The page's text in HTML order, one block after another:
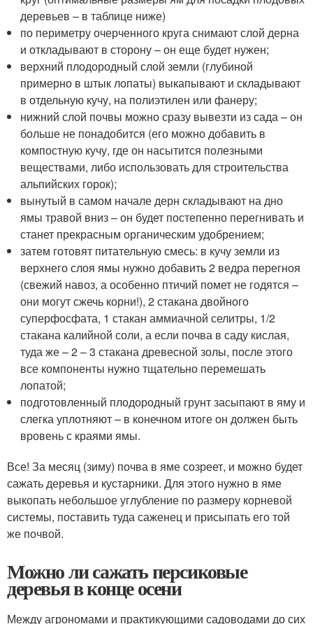
деревьев – в таблице ниже)
по периметру очерченного круга снимают слой дерна
и откладывают в сторону – он еще будет нужен;
верхний плодородный слой земли (глубиной
примерно в штык лопаты) выкапывают и складывают
в отдельную кучу, на полиэтилен или фанеру;
нижний слой почвы можно сразу вывезти из сада – он
больше не понадобится (его можно добавить в
компостную кучу, где он насытится полезными
веществами, либо использовать для строительства
альпийских горок);
вынутый в самом начале дерн складывают на дно
ямы травой вниз – он будет постепенно перегнивать и
станет прекрасным органическим удобрением;
затем готовят питательную смесь: в кучу земли из
верхнего слоя ямы нужно добавить 2 ведра перегноя
(свежий навоз, а особенно птичий помет не годятся –
они могут сжечь корни!), 2 стакана двойного
суперфосфата, 1 стакан аммиачной селитры, 1/2
стакана калийной соли, а если почва в саду кислая,
туда же – 2 – 3 стакана древесной золы, после этого
все компоненты нужно тщательно перемешать
лопатой;
подготовленный плодородный грунт засыпают в яму и
слегка уплотняют – в конечном итоге он должен быть
вровень с краями ямы.
Все! За месяц (зиму) почва в яме созреет, и можно будет
сажать деревья и кустарники. Для этого нужно в яме
выкопать небольшое углубление по размеру корневой
системы, поставить туда саженец и присыпать его той
же почвой.
Можно ли сажать персиковые
деревья в конце осени
Между агрономами и практикующими садоводами до сих